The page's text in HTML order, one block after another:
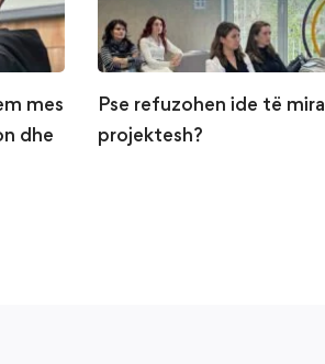
mes
dhe
Pse refuzohen ide të mira
projektesh?